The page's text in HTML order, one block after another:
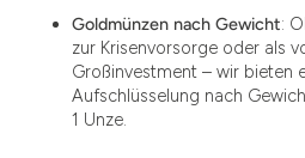
Goldmünzen nach Gewicht:
zur Krisenvorsorge oder als
Großinvestment – wir bieten
Aufschlüsselung nach
1 Unze.